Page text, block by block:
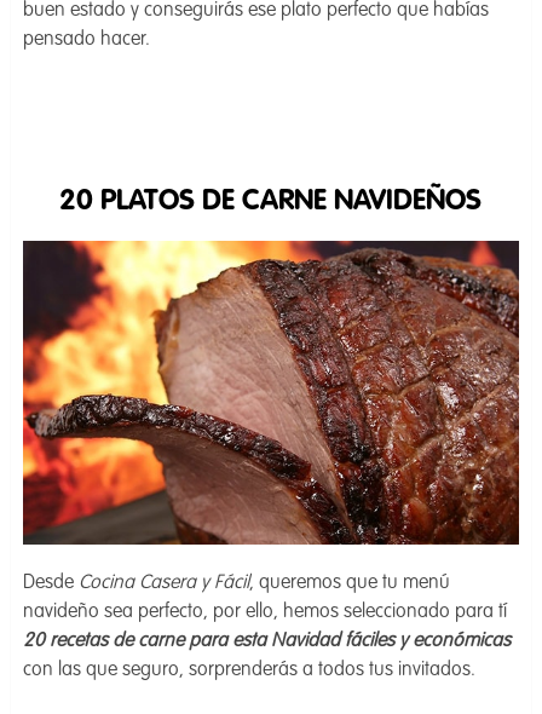
buen estado y conseguirás ese plato perfecto que habías
pensado hacer.
20 PLATOS DE CARNE NAVIDEÑOS
Desde Cocina Casera y Fácil, queremos que tu menú
navideño sea perfecto, por ello, hemos seleccionado para tí
20 recetas de carne para esta Navidad fáciles y económicas
con las que seguro, sorprenderás a todos tus invitados.